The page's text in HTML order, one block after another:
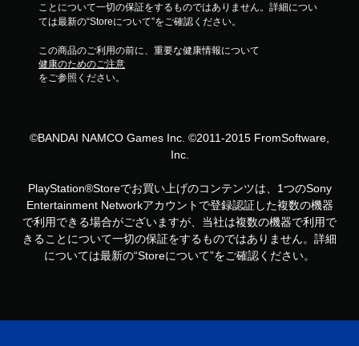
ことについて一切の保証をするものではありません。詳細につい
ては最新の“Storeについて”をご確認ください。
この商品のご利用の前に、重要な健康情報について
健康のためのご注意
をご参照ください。
©BANDAI NAMCO Games Inc. ©2011-2015 FromSoftware,
Inc.
PlayStation®Storeでお買い上げのコンテンツは、1つのSony
Entertainment Networkアカウントで登録認証した複数の機器
で利用できる場合がございますが、当社は複数の機器で利用で
きることについて一切の保証をするものではありません。詳細
については最新の“Storeについて”をご確認ください。